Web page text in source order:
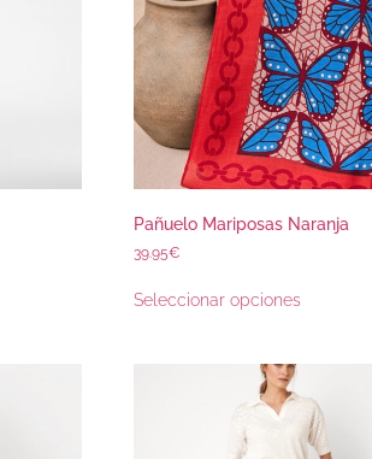
Pañuelo Mariposas Naranja
39.95€
Seleccionar opciones